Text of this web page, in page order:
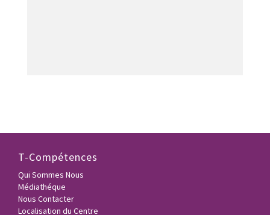
T-Compétences
Qui Sommes Nous
Médiathéque
Nous Contacter
Localisation du Centre